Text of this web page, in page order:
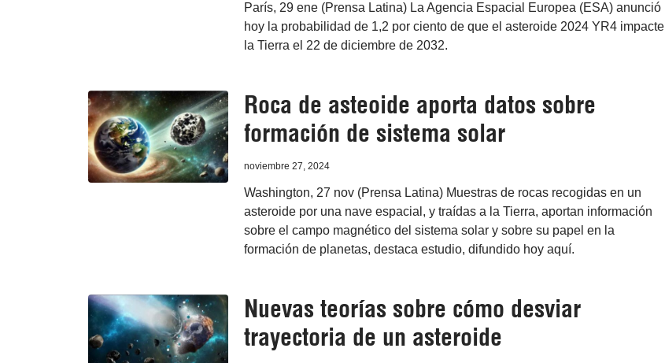
París, 29 ene (Prensa Latina) La Agencia Espacial Europea (ESA) anunció
hoy la probabilidad de 1,2 por ciento de que el asteroide 2024 YR4 impacte
la Tierra el 22 de diciembre de 2032.
Roca de asteoide aporta datos sobre
formación de sistema solar
noviembre 27, 2024
Washington, 27 nov (Prensa Latina) Muestras de rocas recogidas en un
asteroide por una nave espacial, y traídas a la Tierra, aportan información
sobre el campo magnético del sistema solar y sobre su papel en la
formación de planetas, destaca estudio, difundido hoy aquí.
Nuevas teorías sobre cómo desviar
trayectoria de un asteroide